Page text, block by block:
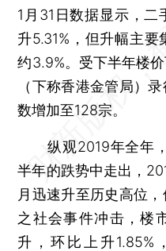
1月31日数据显示，二
升5.31%，但升幅主
约3.9%。受下半年楼
（下称香港金管局）
数增加至128宗。
纵观2019年全年，
半年的跌势中走出，
月迅速升至历史高位
之社会事件冲击，楼
升，环比上升1.85%